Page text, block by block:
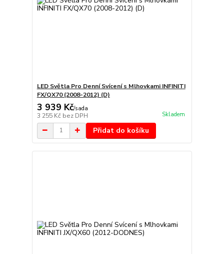
LED Světla Pro Denní Svícení s Mlhovkami INFINITI
FX/QX70 (2008-2012) (D)
3 939 Kč/sada
3 255 Kč bez DPH Skladem
Přidat do košíku